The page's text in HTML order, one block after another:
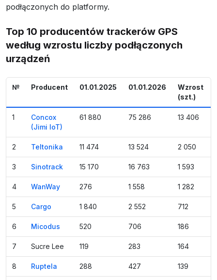
podłączonych do platformy.
Top 10 producentów trackerów GPS
według wzrostu liczby podłączonych
urządzeń
№ Producent 01.01.2025 01.01.2026
Wzrost
(szt.)
1
Concox
(Jimi IoT)
61 880 75 286 13 406
2 Teltonika 11 474 13 524 2 050
3 Sinotrack 15 170 16 763 1 593
4 WanWay 276 1 558 1 282
5 Cargo 1 840 2 552 712
6 Micodus 520 706 186
7 Sucre Lee 119 283 164
8 Ruptela 288 427 139